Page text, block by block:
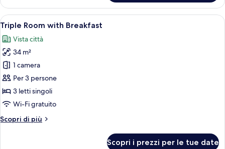
Deluxe
Room
King
Bed
Apri
tutte
le
foto
per
Triple
Room
with
Breakfast
Camera d'albergo con due letti, una
20
Triple Room with Breakfast
Vista città
34 m²
1 camera
Per 3 persone
3 letti singoli
Wi-Fi gratuito
Scopri di più
Altri
Scopri i prezzi per le tue date